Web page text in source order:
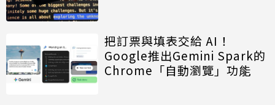
把訂票與填表交給 AI！
Google推出Gemini Spark的
Chrome「自動瀏覽」功能